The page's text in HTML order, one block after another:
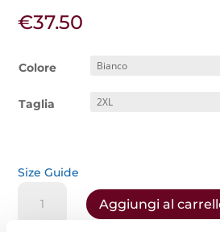
€37.50
Colore
Taglia
Size Guide
Aggiungi al